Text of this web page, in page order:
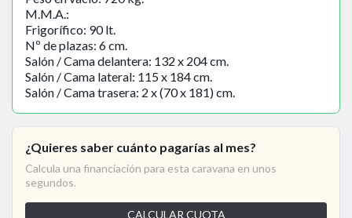
M.M.A.:
Frigorífico: 90 lt.
Nº de plazas: 6 cm.
Salón / Cama delantera: 132 x 204 cm.
Salón / Cama lateral: 115 x 184 cm.
Salón / Cama trasera: 2 x (70 x 181) cm.
¿Quieres saber cuánto pagarías al mes?
Calcula una financiación para esta caravana en unos
segundos.
CALCULAR CUOTA